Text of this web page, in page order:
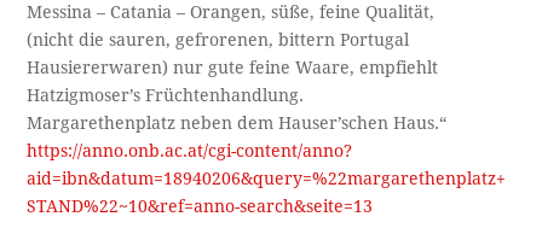
Messina – Catania – Orangen, süße, feine Qualität,
(nicht die sauren, gefrorenen, bittern Portugal
Hausiererwaren) nur gute feine Waare, empfiehlt
Hatzigmoser’s Früchtenhandlung.
Margarethenplatz neben dem Hauser’schen Haus.“
https://anno.onb.ac.at/cgi-content/anno?
aid=ibn&datum=18940206&query=%22margarethenplatz+
STAND%22~10&ref=anno-search&seite=13